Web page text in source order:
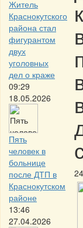
Житель
Краснокутского
района стал
фигурантом
двух
уголовных
дел о краже
09:29
18.05.2026
Пять
человек в
больнице
после ДТП в
Краснокутском
районе
13:46
27.04.2026